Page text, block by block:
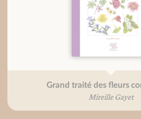
Grand traité des fleurs
Mireille Gayet